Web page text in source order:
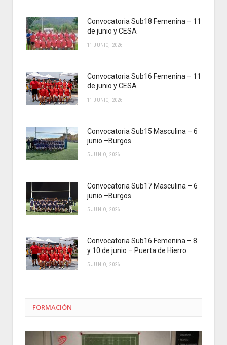
Convocatoria Sub18 Femenina – 11
de junio y CESA
11 JUNIO, 2026
Convocatoria Sub16 Femenina – 11
de junio y CESA
11 JUNIO, 2026
Convocatoria Sub15 Masculina – 6
junio –Burgos
5 JUNIO, 2026
Convocatoria Sub17 Masculina – 6
junio –Burgos
5 JUNIO, 2026
Convocatoria Sub16 Femenina – 8
y 10 de junio – Puerta de Hierro
5 JUNIO, 2026
FORMACIÓN